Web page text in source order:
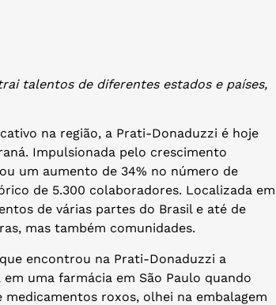
talentos de diferentes estados e países,
na região, a Prati-Donaduzzi é hoje
Impulsionada pelo crescimento
um aumento de 34% no número de
de 5.300 colaboradores. Localizada em
de várias partes do Brasil e até de
mas também comunidades.
encontrou na Prati-Donaduzzi a
uma farmácia em São Paulo quando
roxos, olhei na embalagem